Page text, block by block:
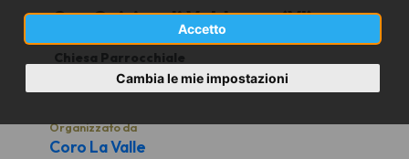
Accetto
Cambia le mie impostazioni
San Quirico di Valdagno (VI)
Chiesa Parrocchiale
Organizzato da
Coro La Valle